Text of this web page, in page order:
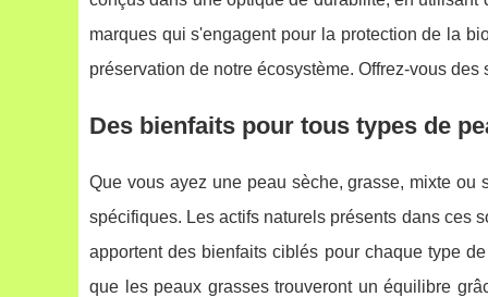
marques qui s'engagent pour la protection de la
préservation de notre écosystème. Offrez-vous
Des bienfaits pour tous types de
Que vous ayez une peau sèche, grasse, mixte
spécifiques. Les actifs naturels présents dans ces
apportent des bienfaits ciblés pour chaque type
que les peaux grasses trouveront un équilibre